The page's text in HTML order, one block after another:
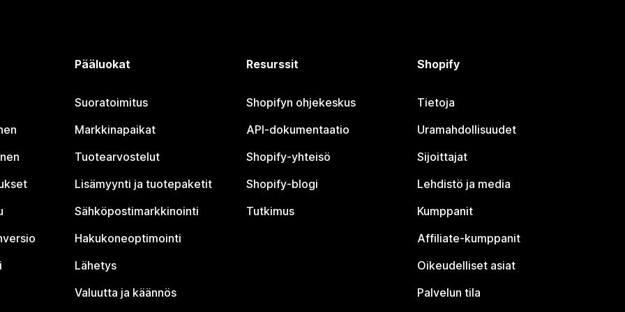
Pääluokat
Suoratoimitus
Markkinapaikat
Tuotearvostelut
Lisämyynti ja tuotepaketit
Sähköpostimarkkinointi
Hakukoneoptimointi
Lähetys
Valuutta ja käännös
Resurssit
Shopifyn ohjekeskus
API-dokumentaatio
Shopify-yhteisö
Shopify-blogi
Tutkimus
Shopify
Tietoja
Uramahdollisuudet
Sijoittajat
Lehdistö ja media
Kumppanit
Affiliate-kumppanit
Oikeudelliset asiat
Palvelun tila